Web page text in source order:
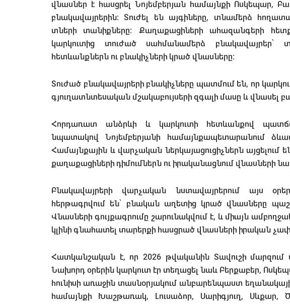
վնասներ է հասցրել Նոյեմբերյան համայնքի Ոսկեպար,
բնակավայրերին։ Տուժել են այգիները, տնամերձ
տների տանիքները։ Քաղաքացիների ահազանգերի
կարկուտից տուժած սահմանամերձ բնակավայրեր՝
հետևանքներն ու բնակիչների կրած վնասները։
Տուժած բնակավայրերի բնակիչները պատմում են, որ
գյուղատնտեսական մշակաբույսերի զգալի մասը և վնասել
Հորդառատ անձրևի և կարկուտի հետևանքով
նպատակով Նոյեմբերյանի համայնքապետարանում
Համայնքային և վարչական ներկայացուցիչներն այցելում
քաղաքացիների դիմումներն ու իրականացնում վնասների
Բնակավայրերի վարչական նստավայրերում այս
հերթագրվում են՝ բնական աղետից կրած վնասները
Վնասների գույքագրումը շարունակվում է, և միայն
կլինի գնահատել տարերքի հասցրած վնասների իրական
Հատկանշական է, որ 2026 թվականին Տավուշի մարզում
Նախորդ օրերին կարկուտ էր տեղացել նաև Բերքաբեր,
հունիսի առաջին տասնօրյակում անբարենպաստ
համայնքի Խաշթառակ, Լուսաձոր, Սարիգյուղ,